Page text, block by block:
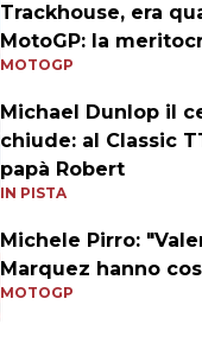
Trackhouse, era
MotoGP: la
MOTOGP
Michael Dunlop il
chiude: al Classic
papà Robert
IN PISTA
Michele Pirro:
Marquez hanno
MOTOGP